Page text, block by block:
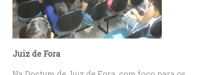
Juiz de Fora